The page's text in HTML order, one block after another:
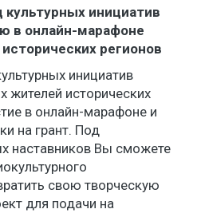
инициатив
в онлайн-марафоне
регионов
инициатив
жителей исторических
в онлайн-марафоне и
на грант. Под
наставников Вы сможете
свою творческую
для подачи на